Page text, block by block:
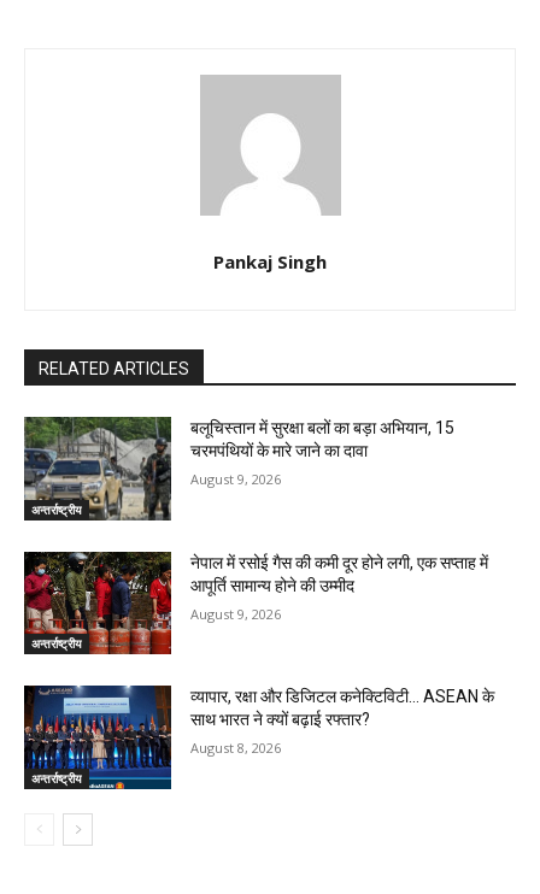
Pankaj Singh
RELATED ARTICLES
अन्तर्राष्ट्रीय
बलूचिस्तान में सुरक्षा बलों का बड़ा अभियान, 15
चरमपंथियों के मारे जाने का दावा
August 9, 2026
अन्तर्राष्ट्रीय
नेपाल में रसोई गैस की कमी दूर होने लगी, एक सप्ताह में
आपूर्ति सामान्य होने की उम्मीद
August 9, 2026
अन्तर्राष्ट्रीय
व्यापार, रक्षा और डिजिटल कनेक्टिविटी… ASEAN के
साथ भारत ने क्यों बढ़ाई रफ्तार?
August 8, 2026